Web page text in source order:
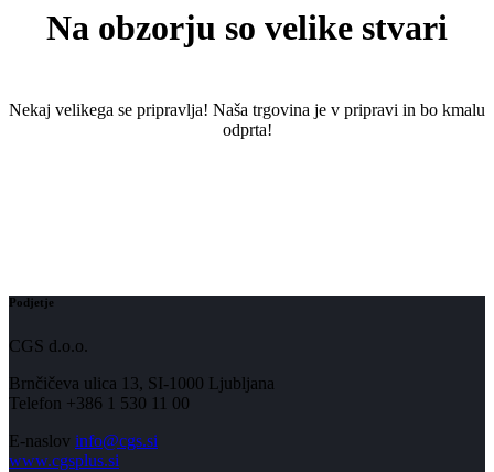
Na obzorju so velike stvari
Nekaj ​​velikega se pripravlja! Naša trgovina je v pripravi in ​​bo kmalu
odprta!
Podjetje
CGS d.o.o.
Brnčičeva ulica 13, SI-1000 Ljubljana
Telefon +386 1 530 11 00
E-naslov info@cgs.si
www.cgsplus.si